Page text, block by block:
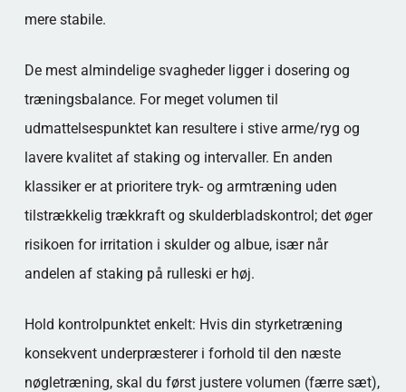
mere stabile.
De mest almindelige svagheder ligger i dosering og
træningsbalance. For meget volumen til
udmattelsespunktet kan resultere i stive arme/ryg og
lavere kvalitet af staking og intervaller. En anden
klassiker er at prioritere tryk- og armtræning uden
tilstrækkelig trækkraft og skulderbladskontrol; det øger
risikoen for irritation i skulder og albue, især når
andelen af staking på rulleski er høj.
Hold kontrolpunktet enkelt: Hvis din styrketræning
konsekvent underpræsterer i forhold til den næste
nøgletræning, skal du først justere volumen (færre sæt),